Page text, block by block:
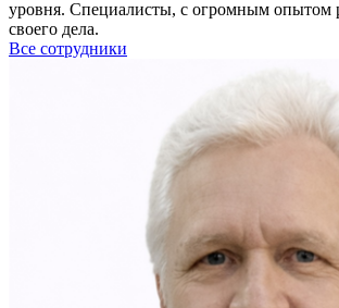
уровня. Специалисты, с огромным опытом
своего дела.
Все сотрудники